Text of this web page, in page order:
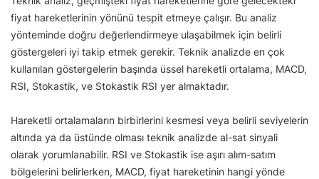
fiyat hareketlerinin yönünü tespit etmeye çalışır. Bu analiz
yönteminde doğru değerlendirmeye ulaşabilmek için belirli
göstergeleri iyi takip etmek gerekir. Teknik analizde en çok
kullanılan göstergelerin başında üssel hareketli ortalama, MACD,
RSI, Stokastik, ve Stokastik RSI yer almaktadır.
Hareketli ortalamaların birbirlerini kesmesi veya belirli seviyelerin
altında ya da üstünde olması teknik analizde al-sat sinyali
olarak yorumlanabilir. RSI ve Stokastik ise aşırı alım-satım
bölgelerini belirlerken, MACD, fiyat hareketinin hangi yönde